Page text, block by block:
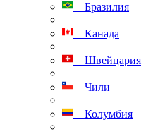
Бразилия
Канада
Швейцария
Чили
Колумбия